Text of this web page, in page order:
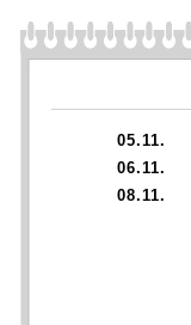
05.11.
06.11.
08.11.